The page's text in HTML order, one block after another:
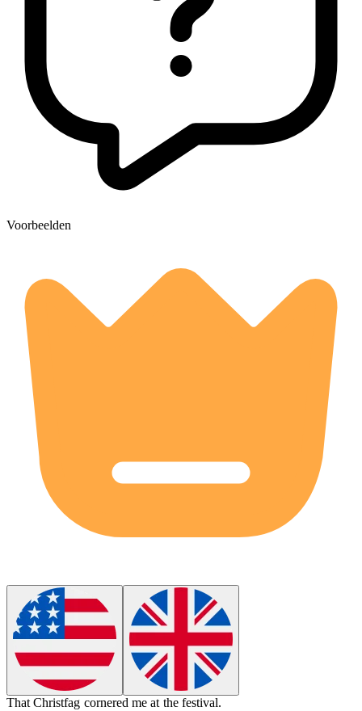
Voorbeelden
ThatChristfag cornered me at the festival.